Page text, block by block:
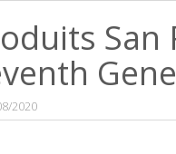
San
2020